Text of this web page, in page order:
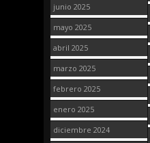
junio 2025
mayo 2025
abril 2025
marzo 2025
febrero 2025
enero 2025
diciembre 2024